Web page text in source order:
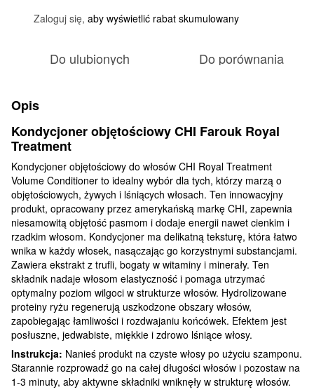
Zaloguj się, aby wyświetlić rabat skumulowany
Do ulubionych Do porównania
Opis
Kondycjoner objętościowy CHI Farouk Royal
Treatment
Kondycjoner objętościowy do włosów CHI Royal Treatment
Volume Conditioner to idealny wybór dla tych, którzy marzą o
objętościowych, żywych i lśniących włosach. Ten innowacyjny
produkt, opracowany przez amerykańską markę CHI, zapewnia
niesamowitą objętość pasmom i dodaje energii nawet cienkim i
rzadkim włosom. Kondycjoner ma delikatną teksturę, która łatwo
wnika w każdy włosek, nasączając go korzystnymi substancjami.
Zawiera ekstrakt z trufli, bogaty w witaminy i minerały. Ten
składnik nadaje włosom elastyczność i pomaga utrzymać
optymalny poziom wilgoci w strukturze włosów. Hydrolizowane
proteiny ryżu regenerują uszkodzone obszary włosów,
zapobiegając łamliwości i rozdwajaniu końcówek. Efektem jest
posłuszne, jedwabiste, miękkie i zdrowo lśniące włosy.
Instrukcja: Nanieś produkt na czyste włosy po użyciu szamponu.
Starannie rozprowadź go na całej długości włosów i pozostaw na
1-3 minuty, aby aktywne składniki wniknęły w strukturę włosów.